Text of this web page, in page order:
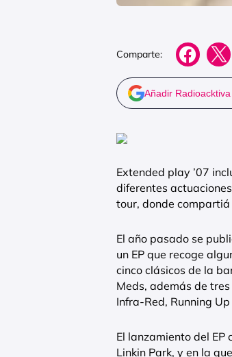
Comparte:
Añadir
Extended play ’07
diferentes
tour, donde compartiá
El año pasado se
un EP que recoge
cinco clásicos de la
Meds, además de
Infra-Red, Running
El lanzamiento del
Linkin Park, y en la